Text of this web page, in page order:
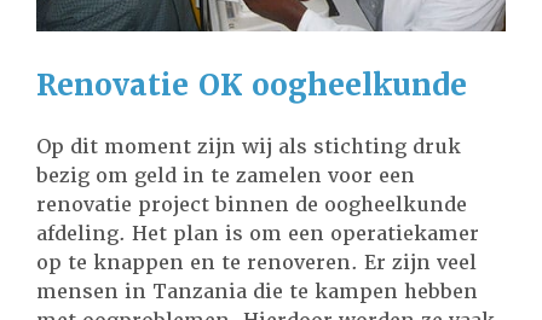
Renovatie OK oogheelkunde
Op dit moment zijn wij als stichting druk
bezig om geld in te zamelen voor een
renovatie project binnen de oogheelkunde
afdeling. Het plan is om een operatiekamer
op te knappen en te renoveren. Er zijn veel
mensen in Tanzania die te kampen hebben